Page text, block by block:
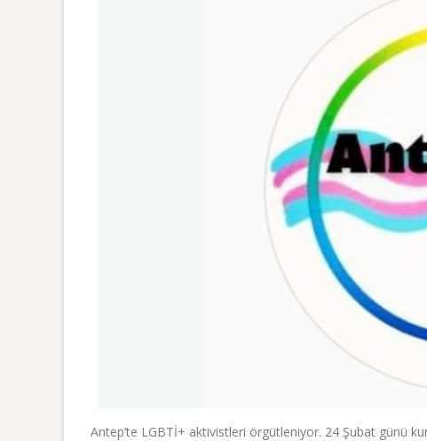
Antep’te LGBTİ+ aktivistleri örgütleniyor. 24 Şubat günü